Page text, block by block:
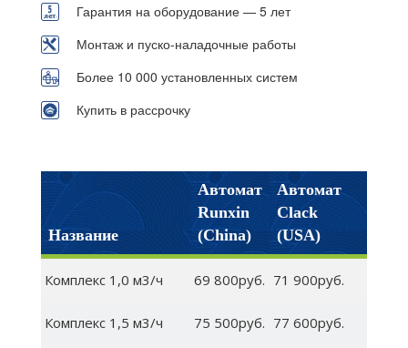
Гарантия на оборудование — 5 лет
Монтаж и пуско-наладочные работы
Более 10 000 установленных систем
Купить в рассрочку
Название
Автомат
Runxin
(China)
Автомат
Clack
(USA)
Комплекс 1,0 м3/ч 69 800руб. 71 900руб.
Комплекс 1,5 м3/ч 75 500руб. 77 600руб.